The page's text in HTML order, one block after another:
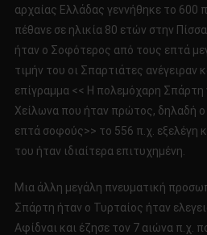
αρχαίας Ελλάδας γεννήθηκε το 600
πέθανε σε ηλικία 80 ετών στην
ήταν ο Σοφότερος από τους επτά
τιμήν του οι Σπαρτιάτες ανέγειραν
επίγραμμα << Η πολεμόχαρη Σπάρτη
Χείλωνα που ήταν πρώτος, δηλαδή
επτά σοφούς>> το 556 π.χ. εξελέγη
του ήταν ιδιαίτερα επιτυχημένη.
Μια άλλη μεγάλη πνευματική
Σπάρτη ήταν ο Τυρταίος ήταν
Αφίδναι και έζησε τον 7 αιώνα π.χ.